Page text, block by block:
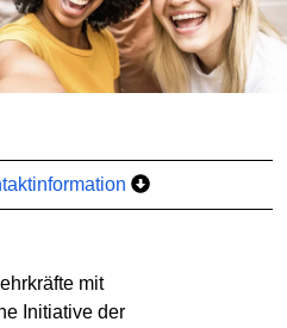
mit
Initiative der